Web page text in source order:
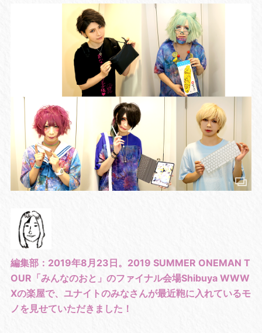
編集部：2019年8月23日。2019 SUMMER ONEMAN T
OUR「みんなのおと」のファイナル会場Shibuya WWW
Xの楽屋で、ユナイトのみなさんが最近鞄に入れているモ
ノを見せていただきました！